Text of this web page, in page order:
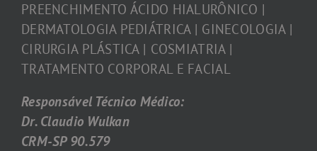
PREENCHIMENTO ÁCIDO HIALURÔNICO |
DERMATOLOGIA PEDIÁTRICA | GINECOLOGIA |
CIRURGIA PLÁSTICA | COSMIATRIA |
TRATAMENTO CORPORAL E FACIAL
Responsável Técnico Médico:
Dr. Claudio Wulkan
CRM-SP 90.579